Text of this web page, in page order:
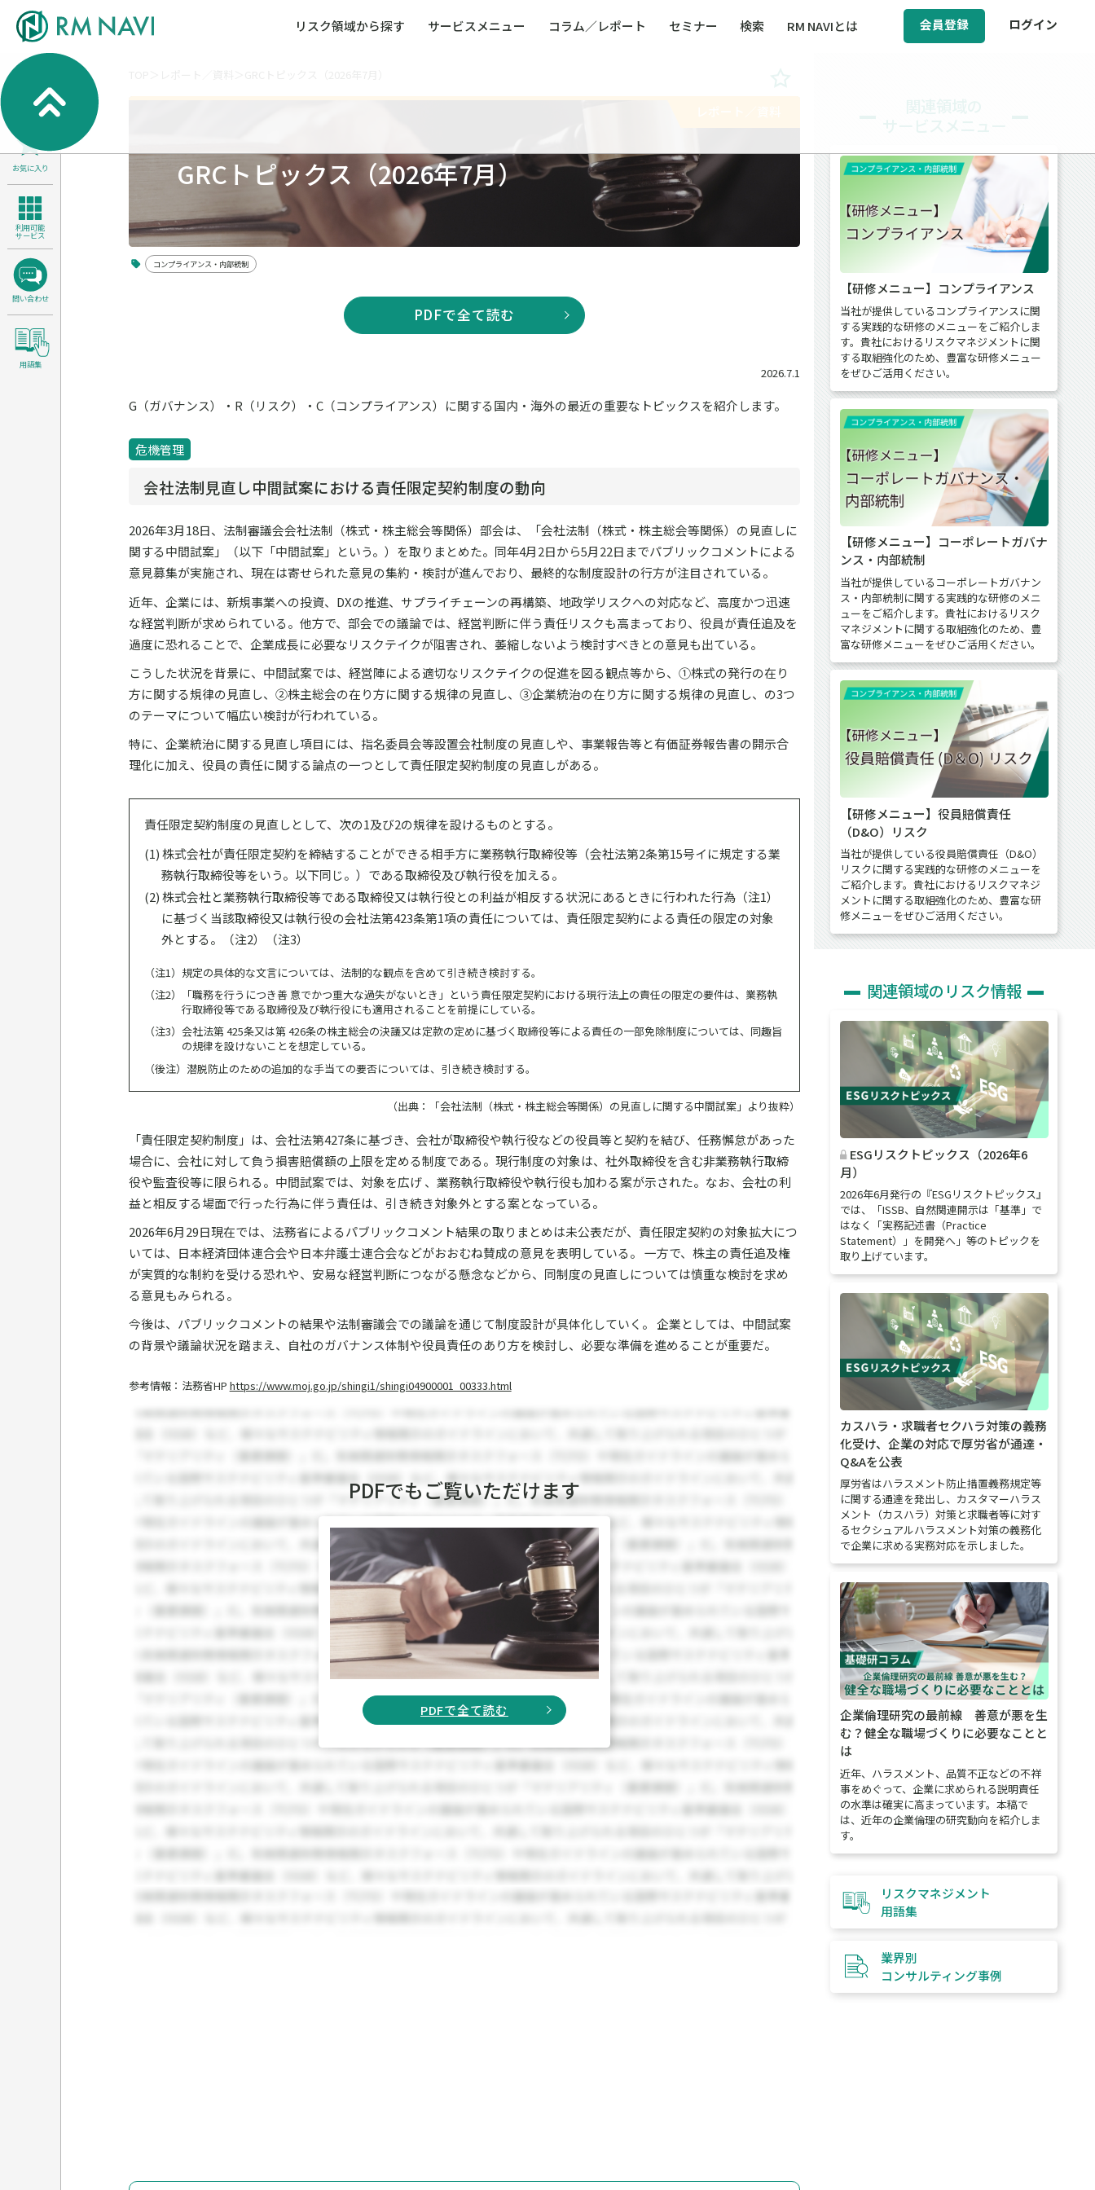
リスク領域から探す サービスメニュー コラム／レポート セミナー 検索 RM NAVIとは 会員登録 ログイン
BCP／BCM（事業継続マネジメント）
サステナビリティ経営支援
人権・人的資本課題解決支援
安全文化醸成／労働安全衛生
医療／介護／障害福祉／子ども・児童福祉等
全社的リスク管理（ERM）
危機管理
製品安全・食品安全
コンプライアンス・内部統制 海外
検索
お気に入り
利用可能
サービス
問い合わせ
用語集
GRCトピックス（2026年7月）
コンプライアンス・内部統制
PDFで全て読む
2026.7.1
G（ガバナンス）・R（リスク）・C（コンプライアンス）に関する国内・海外の最近の重要なトピックスを紹介します。
危機管理
会社法制見直し中間試案における責任限定契約制度の動向
2026年3月18日、法制審議会会社法制（株式・株主総会等関係）部会は、「会社法制（株式・株主総会等関係）の見直しに
関する中間試案」（以下「中間試案」という。）を取りまとめた。同年4月2日から5月22日までパブリックコメントによる
意見募集が実施され、現在は寄せられた意見の集約・検討が進んでおり、最終的な制度設計の行方が注目されている。
近年、企業には、新規事業への投資、DXの推進、サプライチェーンの再構築、地政学リスクへの対応など、高度かつ迅速
な経営判断が求められている。他方で、部会での議論では、経営判断に伴う責任リスクも高まっており、役員が責任追及を
過度に恐れることで、企業成長に必要なリスクテイクが阻害され、萎縮しないよう検討すべきとの意見も出ている。
こうした状況を背景に、中間試案では、経営陣による適切なリスクテイクの促進を図る観点等から、①株式の発行の在り
方に関する規律の見直し、②株主総会の在り方に関する規律の見直し、③企業統治の在り方に関する規律の見直し、の3つ
のテーマについて幅広い検討が行われている。
特に、企業統治に関する見直し項目には、指名委員会等設置会社制度の見直しや、事業報告等と有価証券報告書の開示合
理化に加え、役員の責任に関する論点の一つとして責任限定契約制度の見直しがある。
責任限定契約制度の見直しとして、次の1及び2の規律を設けるものとする。
株式会社が責任限定契約を締結することができる相手方に業務執行取締役等（会社法第2条第15号イに規定する業
務執行取締役等をいう。以下同じ。）である取締役及び執行役を加える。
株式会社と業務執行取締役等である取締役又は執行役との利益が相反する状況にあるときに行われた行為（注1）
に基づく当該取締役又は執行役の会社法第423条第1項の責任については、責任限定契約による責任の限定の対象
外とする。（注2）（注3）
（注1）規定の具体的な文言については、法制的な観点を含めて引き続き検討する。
（注2）「職務を行うにつき善 意でかつ重大な過失がないとき」という責任限定契約における現行法上の責任の限定の要件は、業務執
行取締役等である取締役及び執行役にも適用されることを前提にしている。
（注3）会社法第 425条又は第 426条の株主総会の決議又は定款の定めに基づく取締役等による責任の一部免除制度については、同趣旨
の規律を設けないことを想定している。
（後注）潜脱防止のための追加的な手当ての要否については、引き続き検討する。
（出典：「会社法制（株式・株主総会等関係）の見直しに関する中間試案」より抜粋）
「責任限定契約制度」は、会社法第427条に基づき、会社が取締役や執行役などの役員等と契約を結び、任務懈怠があった
場合に、会社に対して負う損害賠償額の上限を定める制度である。現行制度の対象は、社外取締役を含む非業務執行取締
役や監査役等に限られる。中間試案では、対象を広げ 、業務執行取締役や執行役も加わる案が示された。なお、会社の利
益と相反する場面で行った行為に伴う責任は、引き続き対象外とする案となっている。
2026年6月29日現在では、法務省によるパブリックコメント結果の取りまとめは未公表だが、責任限定契約の対象拡大につ
いては、日本経済団体連合会や日本弁護士連合会などがおおむね賛成の意見を表明している。 一方で、株主の責任追及権
が実質的な制約を受ける恐れや、安易な経営判断につながる懸念などから、同制度の見直しについては慎重な検討を求め
る意見もみられる。
今後は、パブリックコメントの結果や法制審議会での議論を通じて制度設計が具体化していく。 企業としては、中間試案
の背景や議論状況を踏まえ、自社のガバナンス体制や役員責任のあり方を検討し、必要な準備を進めることが重要だ。
参考情報：法務省HP https://www.moj.go.jp/shingi1/shingi04900001_00333.html
PDFでもご覧いただけます
PDFで全て読む
【研修メニュー】コンプライアンス
当社が提供しているコンプライアンスに関
する実践的な研修のメニューをご紹介しま
す。貴社におけるリスクマネジメントに関
する取組強化のため、豊富な研修メニュー
をぜひご活用ください。
【研修メニュー】コーポレートガバナ
ンス・内部統制
当社が提供しているコーポレートガバナン
ス・内部統制に関する実践的な研修のメニ
ューをご紹介します。貴社におけるリスク
マネジメントに関する取組強化のため、豊
富な研修メニューをぜひご活用ください。
【研修メニュー】役員賠償責任
（D&O）リスク
当社が提供している役員賠償責任（D&O）
リスクに関する実践的な研修のメニューを
ご紹介します。貴社におけるリスクマネジ
メントに関する取組強化のため、豊富な研
修メニューをぜひご活用ください。
関連領域のリスク情報
ESGリスクトピックス（2026年6
月）
2026年6月発行の『ESGリスクトピックス』
では、「ISSB、自然関連開示は「基準」で
はなく「実務記述書（Practice
Statement）」を開発へ」等のトピックを
取り上げています。
カスハラ・求職者セクハラ対策の義務
化受け、企業の対応で厚労省が通達・
Q&Aを公表
厚労省はハラスメント防止措置義務規定等
に関する通達を発出し、カスタマーハラス
メント（カスハラ）対策と求職者等に対す
るセクシュアルハラスメント対策の義務化
で企業に求める実務対応を示しました。
企業倫理研究の最前線 善意が悪を生
む？健全な職場づくりに必要なことと
は
近年、ハラスメント、品質不正などの不祥
事をめぐって、企業に求められる説明責任
の水準は確実に高まっています。本稿で
は、近年の企業倫理の研究動向を紹介しま
す。
リスクマネジメント
用語集
業界別
コンサルティング事例